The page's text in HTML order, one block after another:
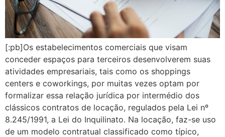
[:pb]Os estabelecimentos comerciais que visam
conceder espaços para terceiros desenvolverem suas
atividades empresariais, tais como os shoppings
centers e coworkings, por muitas vezes optam por
formalizar essa relação jurídica por intermédio dos
clássicos contratos de locação, regulados pela Lei nº
8.245/1991, a Lei do Inquilinato. Na locação, faz-se uso
de um modelo contratual classificado como típico,